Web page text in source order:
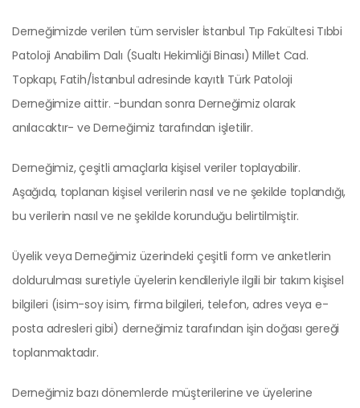
Derneğimizde verilen tüm servisler İstanbul Tıp Fakültesi Tıbbi
Patoloji Anabilim Dalı (Sualtı Hekimliği Binası) Millet Cad.
Topkapı, Fatih/İstanbul adresinde kayıtlı Türk Patoloji
Derneğimize aittir. -bundan sonra Derneğimiz olarak
anılacaktır- ve Derneğimiz tarafından işletilir.
Derneğimiz, çeşitli amaçlarla kişisel veriler toplayabilir.
Aşağıda, toplanan kişisel verilerin nasıl ve ne şekilde toplandığı,
bu verilerin nasıl ve ne şekilde korunduğu belirtilmiştir.
Üyelik veya Derneğimiz üzerindeki çeşitli form ve anketlerin
doldurulması suretiyle üyelerin kendileriyle ilgili bir takım kişisel
bilgileri (isim-soy isim, firma bilgileri, telefon, adres veya e-
posta adresleri gibi) derneğimiz tarafından işin doğası gereği
toplanmaktadır.
Derneğimiz bazı dönemlerde müşterilerine ve üyelerine